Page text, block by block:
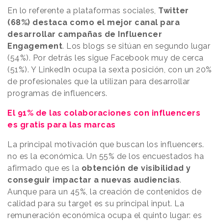
En lo referente a plataformas sociales, Twitter
(68%) destaca como el mejor canal para
desarrollar campañas de Influencer
Engagement. Los blogs se sitúan en segundo lugar
(54%). Por detrás les sigue Facebook muy de cerca
(51%). Y LinkedIn ocupa la sexta posición, con un 20%
de profesionales que la utilizan para desarrollar
programas de influencers.
El 91% de las colaboraciones con influencers
es gratis para las marcas
La principal motivación que buscan los influencers.
no es la económica. Un 55% de los encuestados ha
afirmado que es la obtención de visibilidad y
conseguir impactar a nuevas audiencias.
Aunque para un 45%, la creación de contenidos de
calidad para su target es su principal input. La
remuneración económica ocupa el quinto lugar: es